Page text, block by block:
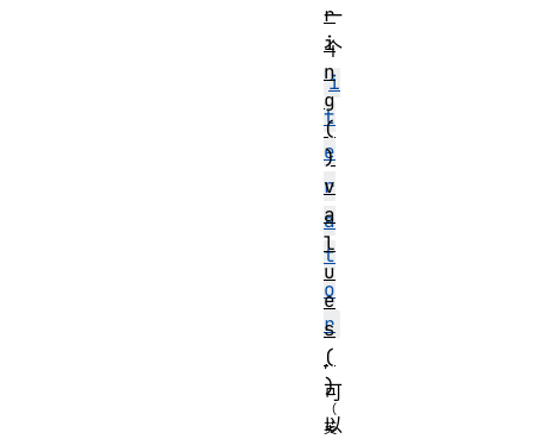
一
个
i
t
e
r
a
t
o
r
,
可
以
r
i
n
g
(
)
v
a
l
u
e
s
(
)